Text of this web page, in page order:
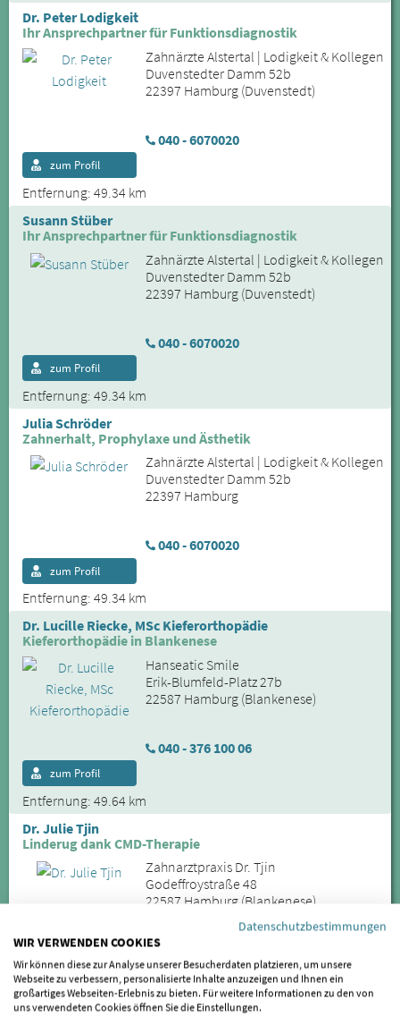
Dr. Peter Lodigkeit
Ihr Ansprechpartner für Funktionsdiagnostik
Zahnärzte Alstertal | Lodigkeit & Kollegen
Duvenstedter Damm 52b
22397 Hamburg (Duvenstedt)
040 - 6070020
Entfernung: 49.34 km
zum Profil
Susann Stüber
Ihr Ansprechpartner für Funktionsdiagnostik
Zahnärzte Alstertal | Lodigkeit & Kollegen
Duvenstedter Damm 52b
22397 Hamburg (Duvenstedt)
040 - 6070020
Entfernung: 49.34 km
zum Profil
Julia Schröder
Zahnerhalt, Prophylaxe und Ästhetik
Zahnärzte Alstertal | Lodigkeit & Kollegen
Duvenstedter Damm 52b
22397 Hamburg
040 - 6070020
Entfernung: 49.34 km
zum Profil
Dr. Lucille Riecke, MSc Kieferorthopädie
Kieferorthopädie in Blankenese
Hanseatic Smile
Erik-Blumfeld-Platz 27b
22587 Hamburg (Blankenese)
040 - 376 100 06
Entfernung: 49.64 km
zum Profil
Dr. Julie Tjin
Linderug dank CMD-Therapie
Zahnarztpraxis Dr. Tjin
Godeffroystraße 48
22587 Hamburg (Blankenese)
040 - 86 69 38 89
Entfernung: 49.74 km
zum Profil
Datenschutzbestimmungen
WIR VERWENDEN COOKIES
Wir können diese zur Analyse unserer Besucherdaten platzieren, um unsere
Webseite zu verbessern, personalisierte Inhalte anzuzeigen und Ihnen ein
großartiges Webseiten-Erlebnis zu bieten. Für weitere Informationen zu den von
uns verwendeten Cookies öffnen Sie die Einstellungen.